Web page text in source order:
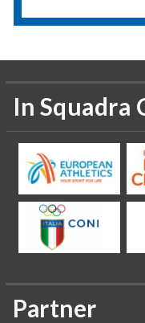
In Squadra
Partner